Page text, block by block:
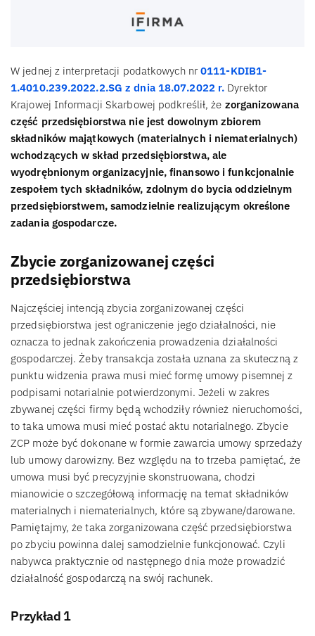
W jednej z interpretacji podatkowych nr0111-KDIB1-
1.4010.239.2022.2.SG z dnia 18.07.2022 r. Dyrektor
Krajowej Informacji Skarbowej podkreślił, że zorganizowana
część przedsiębiorstwa nie jest dowolnym zbiorem
składników majątkowych (materialnych i niematerialnych)
wchodzących w skład przedsiębiorstwa, ale
wyodrębnionym organizacyjnie, finansowo i funkcjonalnie
zespołem tych składników, zdolnym do bycia oddzielnym
przedsiębiorstwem, samodzielnie realizującym określone
zadania gospodarcze.
Zbycie zorganizowanej części
przedsiębiorstwa
Najczęściej intencją zbycia zorganizowanej części
przedsiębiorstwa jest ograniczenie jego działalności, nie
oznacza to jednak zakończenia prowadzenia działalności
gospodarczej. Żeby transakcja została uznana za skuteczną z
punktu widzenia prawa musi mieć formę umowy pisemnej z
podpisami notarialnie potwierdzonymi. Jeżeli w zakres
zbywanej części firmy będą wchodziły również nieruchomości,
to taka umowa musi mieć postać aktu notarialnego. Zbycie
ZCP może być dokonane w formie zawarcia umowy sprzedaży
lub umowy darowizny. Bez względu na to trzeba pamiętać, że
umowa musi być precyzyjnie skonstruowana, chodzi
mianowicie o szczegółową informację na temat składników
materialnych i niematerialnych, które są zbywane/darowane.
Pamiętajmy, że taka zorganizowana część przedsiębiorstwa
po zbyciu powinna dalej samodzielnie funkcjonować. Czyli
nabywca praktycznie od następnego dnia może prowadzić
działalność gospodarczą na swój rachunek.
Przykład 1